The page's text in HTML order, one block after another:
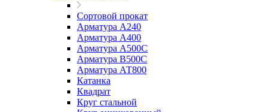
Сортовой прокат
Арматура А240
Арматура А400
Арматура А500C
Арматура В500С
Арматура АТ800
Катанка
Квадрат
Круг стальной